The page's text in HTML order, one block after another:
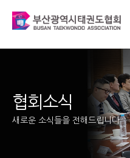
협회소식
새로운 소식들을 전해드립니다